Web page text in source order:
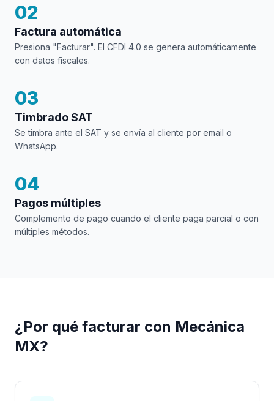
02
Factura automática
Presiona "Facturar". El CFDI 4.0 se genera automáticamente
con datos fiscales.
03
Timbrado SAT
Se timbra ante el SAT y se envía al cliente por email o
WhatsApp.
04
Pagos múltiples
Complemento de pago cuando el cliente paga parcial o con
múltiples métodos.
¿Por qué facturar con Mecánica
MX?